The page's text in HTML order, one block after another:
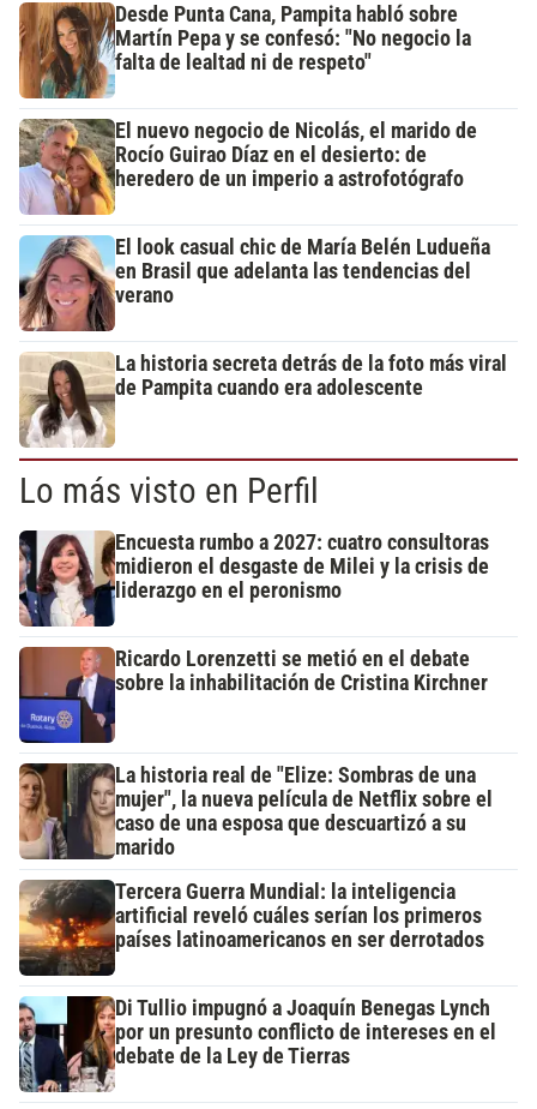
Desde Punta Cana, Pampita habló sobre
Martín Pepa y se confesó: "No negocio la
falta de lealtad ni de respeto"
El nuevo negocio de Nicolás, el marido de
Rocío Guirao Díaz en el desierto: de
heredero de un imperio a astrofotógrafo
El look casual chic de María Belén Ludueña
en Brasil que adelanta las tendencias del
verano
La historia secreta detrás de la foto más viral
de Pampita cuando era adolescente
Lo más visto en Perfil
Encuesta rumbo a 2027: cuatro consultoras
midieron el desgaste de Milei y la crisis de
liderazgo en el peronismo
Ricardo Lorenzetti se metió en el debate
sobre la inhabilitación de Cristina Kirchner
La historia real de "Elize: Sombras de una
mujer", la nueva película de Netflix sobre el
caso de una esposa que descuartizó a su
marido
Tercera Guerra Mundial: la inteligencia
artificial reveló cuáles serían los primeros
países latinoamericanos en ser derrotados
Di Tullio impugnó a Joaquín Benegas Lynch
por un presunto conflicto de intereses en el
debate de la Ley de Tierras